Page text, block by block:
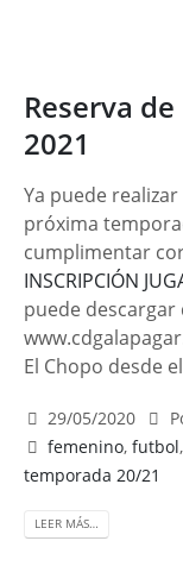
Reserva
2021
Ya puede
próxima
cumplimentar
INSCRIPCIÓN
puede descargar
El Chopo desde
29/05/2020
femenino,futbol
temporada 20/21
LEER MÁS…